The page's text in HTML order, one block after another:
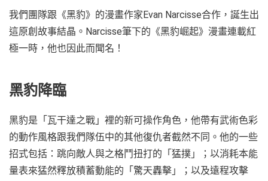
我們團隊跟《黑豹》的漫畫作家Evan Narcisse合作，誕生出
這原創故事結晶。Narcisse筆下的《黑豹崛起》漫畫連載紅
極一時，他也因此而聞名！
黑豹降臨
黑豹是「瓦干達之戰」裡的新可操作角色，他帶有武術色彩
的動作風格跟我們隊伍中的其他復仇者截然不同。他的一些
招式包括：跳向敵人與之格鬥扭打的「猛撲」；以消耗本能
量表來猛然釋放積蓄動能的「驚天轟擊」；以及遠程攻擊